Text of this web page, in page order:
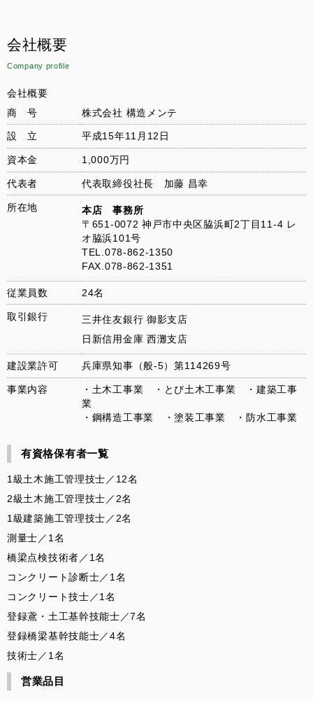
会社概要
Company profile
会社概要
商 号
株式会社 構造メンテ
設 立 平成15年11月12日
資本金 1,000万円
代表者 代表取締役社長 加藤 昌幸
所在地
本店 事務所
〒651-0072 神戸市中央区脇浜町2丁目11-4 レ
オ脇浜101号
TEL.078-862-1350
FAX.078-862-1351
従業員数 24名
取引銀行
三井住友銀行 御影支店
日新信用金庫 西灘支店
建設業許可 兵庫県知事（般-5）第114269号
事業内容
・土木工事業 ・とび土木工事業 ・建築工事
業
・鋼構造工事業 ・塗装工事業 ・防水工事業
有資格保有者一覧
1級土木施工管理技士／12名
2級土木施工管理技士／2名
1級建築施工管理技士／2名
測量士／1名
橋梁点検技術者／1名
コンクリート診断士／1名
コンクリート技士／1名
登録鳶・土工基幹技能士／7名
登録橋梁基幹技能士／4名
技術士／1名
営業品目